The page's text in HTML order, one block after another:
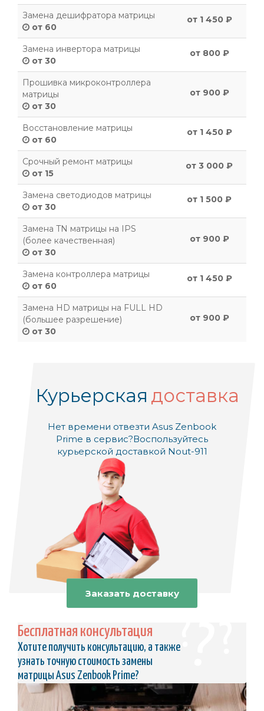
Замена дешифратора матрицы
от 60
от 1 450 ₽
Замена инвертора матрицы
от 30
от 800 ₽
Прошивка микроконтроллера
матрицы
от 30
от 900 ₽
Восстановление матрицы
от 60
от 1 450 ₽
Срочный ремонт матрицы
от 15
от 3 000 ₽
Замена светодиодов матрицы
от 30
от 1 500 ₽
Замена TN матрицы на IPS
(более качественная)
от 30
от 900 ₽
Замена контроллера матрицы
от 60
от 1 450 ₽
Замена HD матрицы на FULL HD
(большее разрешение)
от 30
от 900 ₽
Курьерская доставка
Нет времени отвезти Asus Zenbook
Prime в сервис?Воспользуйтесь
курьерской доставкой Nout-911
Заказать доставку
Бесплатная консультация
Хотите получить консультацию, а также
узнать точную стоимость замены
матрицы Asus Zenbook Prime?